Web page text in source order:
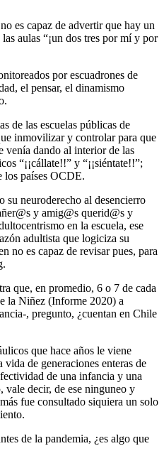
es capaz de advertir que hay un
aulas “¡un dos tres por mí y por
por escuadrones de
el pensar, el dinamismo
de las escuelas públicas de
inmovilizar y controlar para que
venía dando al interior de las
“¡¡cállate!!” y “¡¡siéntate!!”;
los países OCDE.
su neuroderecho al desencierro
y amig@s querid@s y
en la escuela, ese
adultista que logiciza su
no es capaz de revisar pues, para
que, en promedio, 6 o 7 de cada
la Niñez (Informe 2020) a
, pregunto, ¿cuentan en Chile
que hace años le viene
de generaciones enteras de
de una infancia y una
vale decir, de ese ninguneo y
fue consultado siquiera un solo
de la pandemia, ¿es algo que